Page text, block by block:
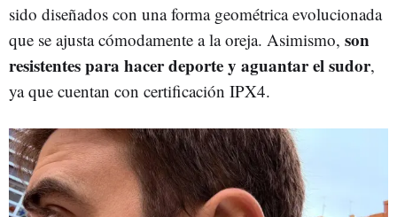
sido diseñados con una forma geométrica evolucionada
que se ajusta cómodamente a la oreja. Asimismo, son
resistentes para hacer deporte y aguantar el sudor,
ya que cuentan con certificación IPX4.